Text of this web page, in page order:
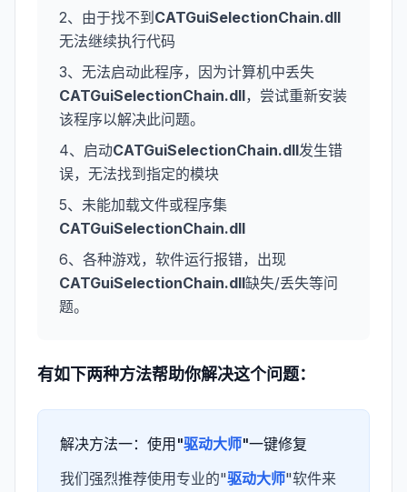
2、由于找不到 CATGuiSelectionChain.dll
无法继续执行代码
3、无法启动此程序，因为计算机中丢失
CATGuiSelectionChain.dll，尝试重新安装
该程序以解决此问题。
4、启动CATGuiSelectionChain.dll发生错
误，无法找到指定的模块
5、未能加载文件或程序集
CATGuiSelectionChain.dll
6、各种游戏，软件运行报错，出现
CATGuiSelectionChain.dll缺失/丢失等问
题。
有如下两种方法帮助你解决这个问题：
解决方法一：使用"驱动大师"一键修复
我们强烈推荐使用专业的"驱动大师"软件来